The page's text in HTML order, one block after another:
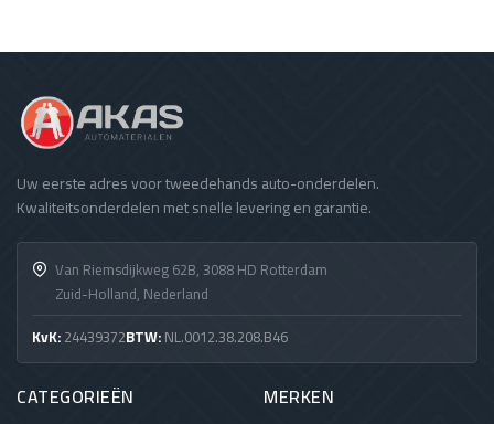
Uw eerste adres voor tweedehands auto-onderdelen.
Kwaliteitsonderdelen met snelle levering en garantie.
Van Riemsdijkweg 62B, 3088 HD Rotterdam
Zuid-Holland, Nederland
KvK:24439372BTW:NL.0012.38.208.B46
CATEGORIEËN MERKEN